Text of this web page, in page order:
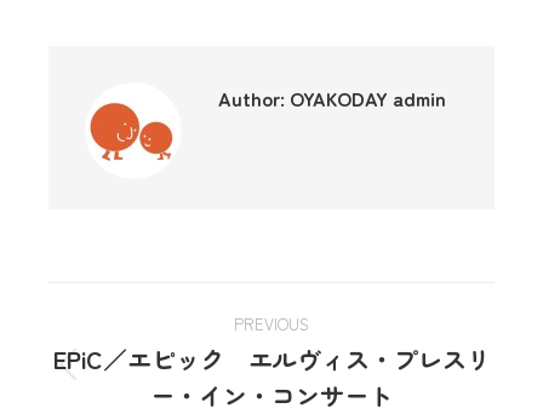
Author: OYAKODAY admin
PREVIOUS
EPiC／エピック エルヴィス・プレスリ
ー・イン・コンサート